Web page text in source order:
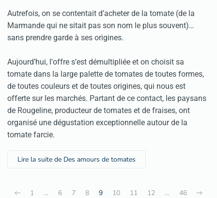
Autrefois, on se contentait d’acheter de la tomate (de la
Marmande qui ne sitait pas son nom le plus souvent)…
sans prendre garde à ses origines.
Aujourd’hui, l'offre s’est démultipliée et on choisit sa
tomate dans la large palette de tomates de toutes formes,
de toutes couleurs et de toutes origines, qui nous est
offerte sur les marchés. Partant de ce contact, les paysans
de Rougeline, producteur de tomates et de fraises, ont
organisé une dégustation exceptionnelle autour de la
tomate farcie.
Lire la suite de Des amours de tomates
1 … 6 7 8 9 10 11 12 … 46